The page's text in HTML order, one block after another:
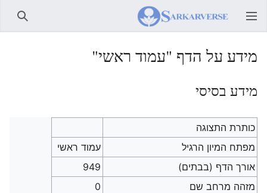
מידע על הדף "עמוד ראשי"
מידע בסיסי
כותרת התצוגה
מפתח המיון הרגיל
עמוד ראשי
אורך הדף (בבתים)
949
מזהה מרחב שם
0